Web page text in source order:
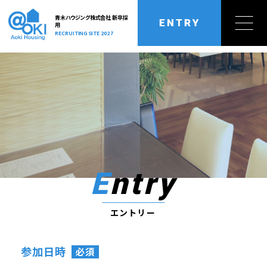
青木ハウジング株式会社 新卒採
用
RECRUITING SITE 2027
Entry
エントリー
参加日時 必須
トップページ
トップメッセージ
MESSAGE
社員インタビュー
INTERVIEW
セミナー情報
VOICE
業務内容
OUR BUSINESS
キャリアアップ
CAREER UP
福利厚生
BENEFIT